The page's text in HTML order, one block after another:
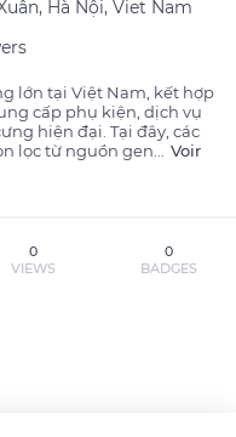
Hà Nội, Viet Nam
lớn tại Việt Nam, kết hợp
cấp phụ kiện, dịch vụ
hiện đại. Tại đây, các
lọc từ nguồn gen
Voir
0
VIEWS
0
BADGES